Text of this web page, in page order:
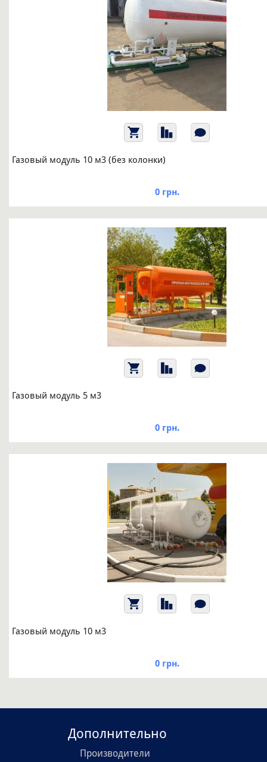
Газовый модуль 10 м3 (без колонки)
0 грн.
Газовый модуль 5 м3
0 грн.
Газовый модуль 10 м3
0 грн.
Дополнительно
Производители